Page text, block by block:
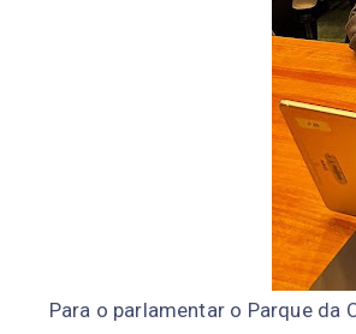
Para o parlamentar o Parque da